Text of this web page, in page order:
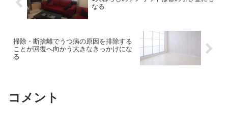
なる
掃除・断捨離でうつ病の原因を排除する
ことが回復へ向かう大きなきっかけにな
る
コメント